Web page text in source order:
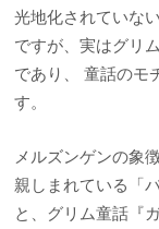
光地化されていな
ですが、実はグリ
であり、 童話のモ
す。
メルズンゲンの象
親しまれている「
と、グリム童話『